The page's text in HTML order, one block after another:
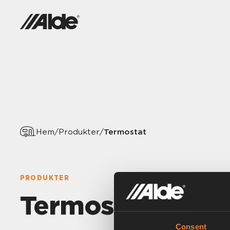
Consent
Hem/Produkter/Termostat
PRODUKTER
Termostat